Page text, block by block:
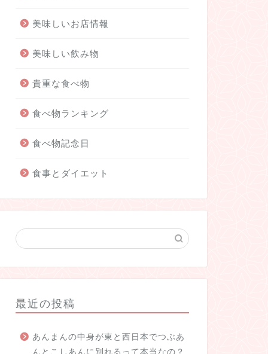
美味しいお店情報
美味しい飲み物
貴重な食べ物
食べ物ランキング
食べ物記念日
食事とダイエット
最近の投稿
あんまんの中身が東と西日本でつぶあ
んとこしあんに別れるって本当なの？